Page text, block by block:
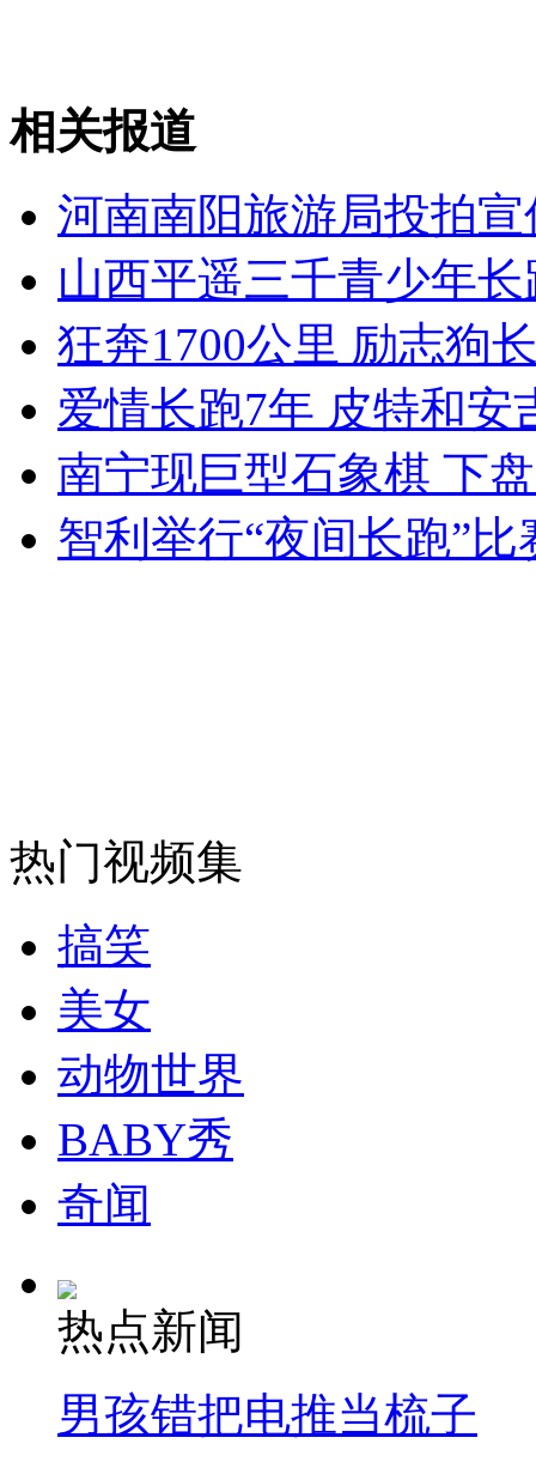
女孩北京地铁殴打老人 痛下狠手拳打脚踢
外交部：反对强权政治霸凌主义
外交部：有关国家言论片面不公正
消防员救轻生者 花炮节热闹非凡
纽约上演“枕头大战”
司机酒驾遇交警 急速倒车逃窜
相关报道
河南南阳旅游局投拍
山西平遥三千青少年
狂奔1700公里 励志狗
爱情长跑7年 皮特和安
南宁现巨型石象棋 下
智利举行“夜间长跑”
热门视频集
搞笑
美女
动物世界
BABY秀
奇闻
热点新闻
男孩错把电推当梳子